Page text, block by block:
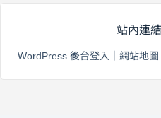
站內連結
WordPress 後台登入 網站地圖